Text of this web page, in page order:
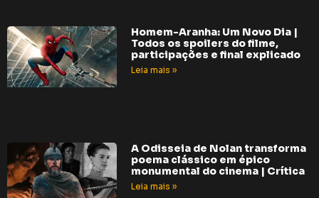
Homem-Aranha: Um Novo Dia |
Todos os spoilers do filme,
participações e final explicado
Leia mais »
A Odisseia de Nolan transforma
poema clássico em épico
monumental do cinema | Crítica
Leia mais »